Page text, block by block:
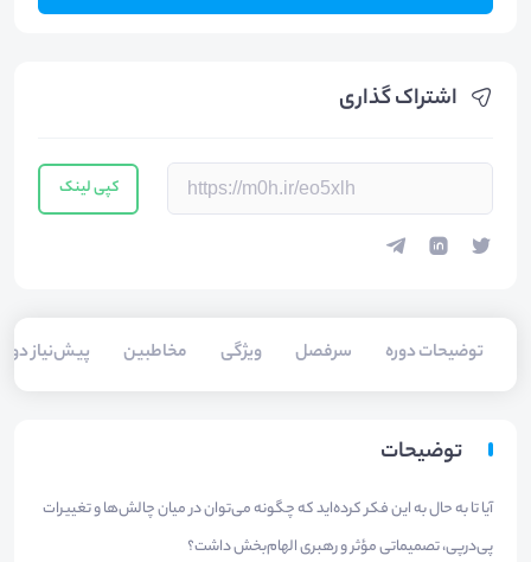
اشتراک گذاری
کپی لینک
توضیحات دوره سرفصل ویژگی مخاطبین پیش‌نیاز
توضیحات
آیا تا به حال به این فکر کرده‌اید که چگونه می‌توان در میان چالش‌ها و تغییرات
پی‌درپی، تصمیماتی مؤثر و رهبری الهام‌بخش داشت؟